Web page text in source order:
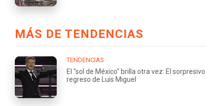
MÁS DE TENDENCIAS
TENDENCIAS
El "sol de México" brilla otra vez: El sorpresivo
regreso de Luis Miguel